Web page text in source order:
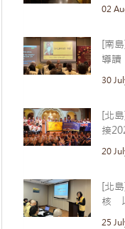
02
[南
導讀
30
[北
接
20
[北
核
25